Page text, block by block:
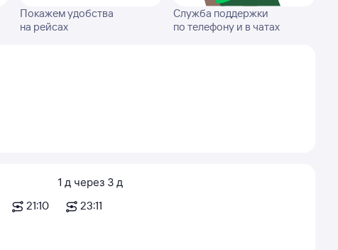
Покажем удобства
на рейсах
Служба поддержки
по телефону и в чатах
21:10
1 д через 3 д
23:11